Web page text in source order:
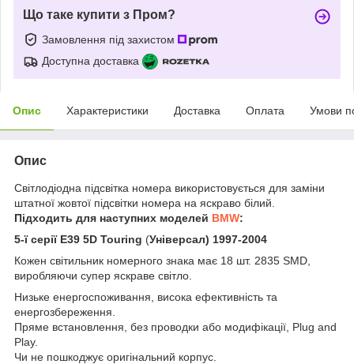
Що таке купити з Пром?
Замовлення під захистом
Доступна доставка
Опис Характеристики Доставка Оплата Умови
Опис
Світлодіодна підсвітка номера використовується для заміни
штатної жовтої підсвітки номера на яскраво білий.
Підходить для наступних моделей BMW:
5-ї серії E39 5D Touring (Універсал) 1997-2004
Кожен світильник номерного знака має 18 шт. 2835 SMD,
виробляючи супер яскраве світло.
Низьке енергоспоживання, висока ефективність та
енергозбереження.
Пряме встановлення, без проводки або модифікації, Plug and
Play.
Чи не пошкоджує оригінальний корпус.